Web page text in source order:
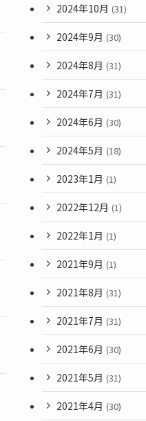
2024年10月 (31)
2024年9月 (30)
2024年8月 (31)
2024年7月 (31)
2024年6月 (30)
2024年5月 (18)
2023年1月 (1)
2022年12月 (1)
2022年1月 (1)
2021年9月 (1)
2021年8月 (31)
2021年7月 (31)
2021年6月 (30)
2021年5月 (31)
2021年4月 (30)